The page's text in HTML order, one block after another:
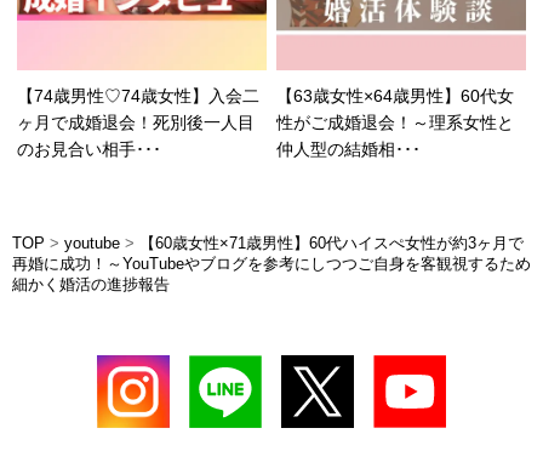
【74歳男性♡74歳女性】入会二
ヶ月で成婚退会！死別後一人目
のお見合い相手･･･
【63歳女性×64歳男性】60代女
性がご成婚退会！～理系女性と
仲人型の結婚相･･･
TOP > youtube >
【60歳女性×71歳男性】60代ハイスぺ女性が約3ヶ月で
再婚に成功！～YouTubeやブログを参考にしつつご自身を客観視するため
細かく婚活の進捗報告